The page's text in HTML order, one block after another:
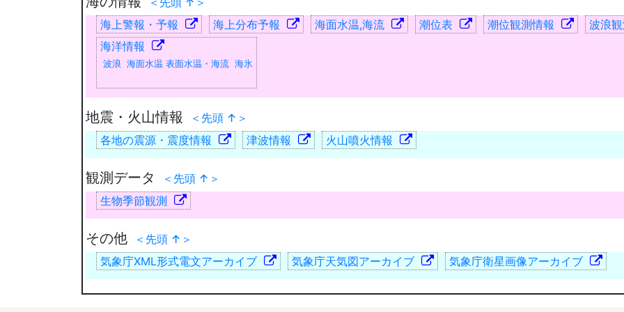
海上警報・予報
海上分布予報 海面水温,海流 潮位表 潮位観測情報
波浪
海洋情報
波浪 海面水温 表面水温・海流 海氷
地震・火山情報
＜先頭 ↑＞
各地の震源・震度情報
津波情報 火山噴火情報
観測データ
＜先頭 ↑＞
生物季節観測
その他
＜先頭 ↑＞
気象庁XML形式電文アーカイブ
気象庁天気図アーカイブ 気象庁衛星画像アーカイブ